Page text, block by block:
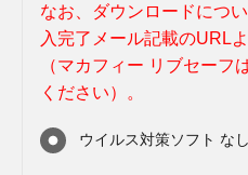
なお、ダウンロードにつ
入完了メール記載のURL
（マカフィー リブセーフ
ください）。
ウイルス対策ソフト な